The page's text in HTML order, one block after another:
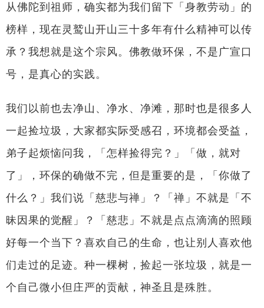
从佛陀到祖师，确实都为我们留下「身教劳动」的
榜样，现在灵鹫山开山三十多年有什么精神可以传
承？我想就是这个宗风。佛教做环保，不是广宣口
号，是真心的实践。
我们以前也去净山、净水、净滩，那时也是很多人
一起捡垃圾，大家都实际受感召，环境都会受益，
弟子起烦恼问我，「怎样捡得完？」「做，就对
了」，环保的确做不完，但是重要的是，「你做了
什么？」我们说「慈悲与禅」？「禅」不就是「不
昧因果的觉醒」？「慈悲」不就是点点滴滴的照顾
好每一个当下？喜欢自己的生命，也让别人喜欢他
们走过的足迹。种一棵树，捡起一张垃圾，就是一
个自己微小但庄严的贡献，神圣且是殊胜。